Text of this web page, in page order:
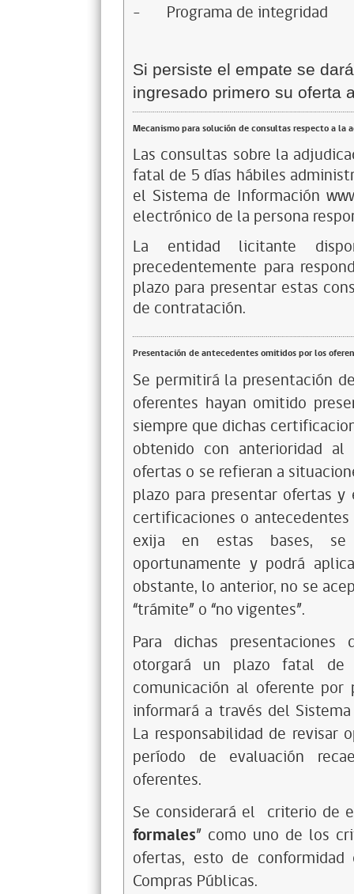
-
Programa de integridad
Si persiste el empate se
ingresado primero su oferta
Mecanismo para solución de consultas respecto a la
Las consultas sobre la
fatal de 5 días hábiles
el Sistema de Información
electrónico de la persona
La entidad licitante
precedentemente para
plazo para presentar estas
de contratación.
Presentación de antecedentes omitidos por los
Se permitirá la presentación
oferentes hayan omitido
siempre que dichas
obtenido con anterioridad
ofertas o se refieran a
plazo para presentar ofertas
certificaciones o
exija en estas bases, se
oportunamente y podrá
obstante, lo anterior, no se
“trámite” o “no vigentes”.
Para dichas
otorgará un plazo fatal de
comunicación al oferente
informará a través del
La responsabilidad de revisar
período de evaluación
oferentes.
Se considerará el criterio de
formales” como uno de los
ofertas, esto de
Compras Públicas.